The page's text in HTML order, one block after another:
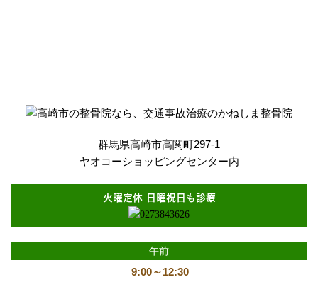
群馬県高崎市高関町297-1
ヤオコーショッピングセンター内
火曜定休 日曜祝日も診療
午前
9:00～12:30